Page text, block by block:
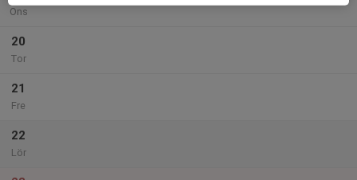
Ons
20
Tor
21
Fre
22
Lör